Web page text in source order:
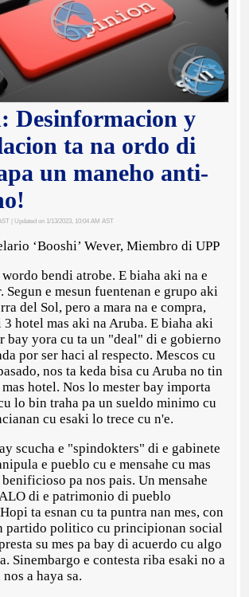
Desinformacion y
ta na ordo di
un maneho anti-
| Updated on 1/13/2023, 10:04 AM AST
‘Booshi’ Wever, Miembro di UPP
bendi atrobe. E biaha aki na e
Segun e mesun fuentenan e grupo aki
del Sol, pero a mara na e compra,
hotel mas aki na Aruba. E biaha aki
bay yora cu ta un "deal" di e gobierno
por ser haci al respecto. Mescos cu
nos ta keda bisa cu Aruba no tin
mas hotel. Nos lo mester bay importa
lo bin traha pa un sueldo minimo cu
cu esaki lo trece cu n'e.
scucha e "spindokters" di e gabinete
e pueblo cu e mensahe cu mas
pa nos pais. Un mensahe
di e patrimonio di pueblo
ta esnan cu ta puntra nan mes, con
partido politico cu principionan social
su mes pa bay di acuerdo cu algo
Sinembargo e contesta riba esaki no a
a haya sa.